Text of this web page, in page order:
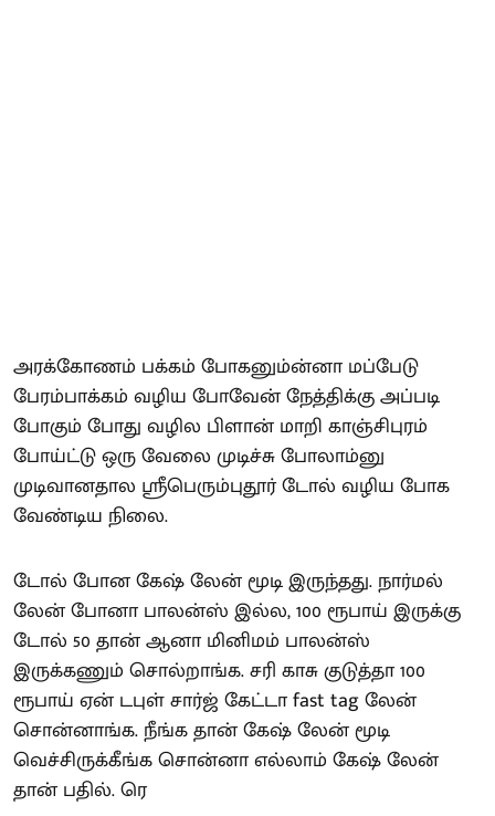
அரக்கோணம் பக்கம் போகனும்ன்னா மப்பேடு
பேரம்பாக்கம் வழிய போவேன் நேத்திக்கு அப்படி
போகும் போது வழில பிளான் மாறி காஞ்சிபுரம்
போய்ட்டு ஒரு வேலை முடிச்சு போலாம்னு
முடிவானதால ஸ்ரீபெரும்புதூர் டோல் வழிய போக
வேண்டிய நிலை.
டோல் போன கேஷ் லேன் மூடி இருந்தது. நார்மல்
லேன் போனா பாலன்ஸ் இல்ல, 100 ரூபாய் இருக்கு
டோல் 50 தான் ஆனா மினிமம் பாலன்ஸ்
இருக்கணும் சொல்றாங்க. சரி காசு குடுத்தா 100
ரூபாய் ஏன் டபுள் சார்ஜ் கேட்டா fast tag லேன்
சொன்னாங்க. நீங்க தான் கேஷ் லேன் மூடி
வெச்சிருக்கீங்க சொன்னா எல்லாம் கேஷ் லேன்
தான் பதில். ரெ